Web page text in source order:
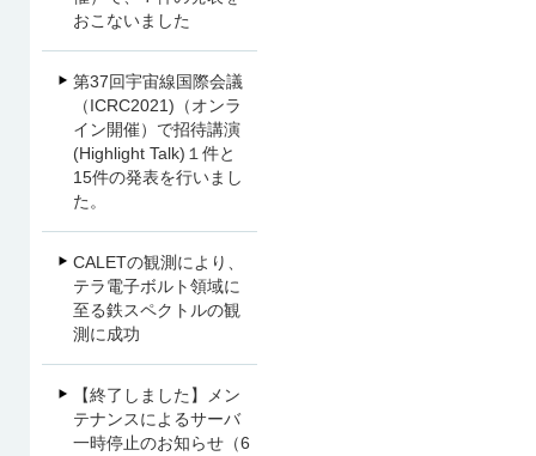
おこないました
第37回宇宙線国際会議
（ICRC2021)（オンラ
イン開催）で招待講演
(Highlight Talk)１件と
15件の発表を行いまし
た。
CALETの観測により、
テラ電子ボルト領域に
至る鉄スペクトルの観
測に成功
【終了しました】メン
テナンスによるサーバ
一時停止のお知らせ（6